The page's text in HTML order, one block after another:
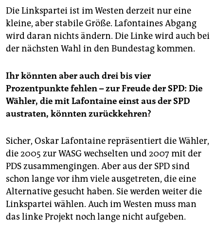
Die Linkspartei ist im Westen derzeit nur eine
kleine, aber stabile Größe. Lafontaines Abgang
wird daran nichts ändern. Die Linke wird auch bei
der nächsten Wahl in den Bundestag kommen.
Ihr könnten aber auch drei bis vier
Prozentpunkte fehlen – zur Freude der SPD: Die
Wähler, die mit Lafontaine einst aus der SPD
austraten, könnten zurückkehren?
Sicher, Oskar Lafontaine repräsentiert die Wähler,
die 2005 zur WASG wechselten und 2007 mit der
PDS zusammengingen. Aber aus der SPD sind
schon lange vor ihm viele ausgetreten, die eine
Alternative gesucht haben. Sie werden weiter die
Linkspartei wählen. Auch im Westen muss man
das linke Projekt noch lange nicht aufgeben.